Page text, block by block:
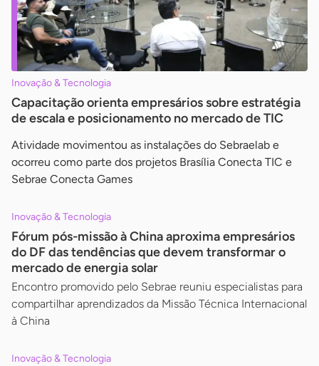
Inovação & Tecnologia
Capacitação orienta empresários sobre estratégia
de escala e posicionamento no mercado de TIC
Atividade movimentou as instalações do Sebraelab e
ocorreu como parte dos projetos Brasília Conecta TIC e
Sebrae Conecta Games
Inovação & Tecnologia
Fórum pós-missão à China aproxima empresários
do DF das tendências que devem transformar o
mercado de energia solar
Encontro promovido pelo Sebrae reuniu especialistas para
compartilhar aprendizados da Missão Técnica Internacional
à China
Inovação & Tecnologia